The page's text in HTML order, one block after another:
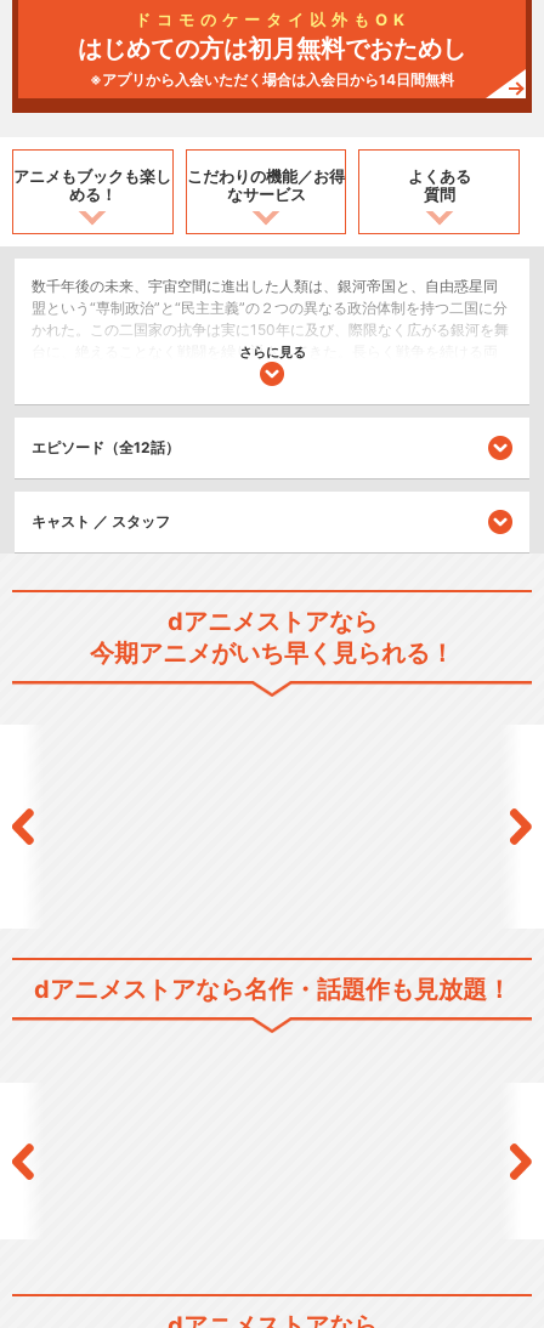
ドコモのケータイ以外もOK
はじめての方は初月無料でおためし
※アプリから入会いただく場合は入会日から14日間無料
アニメもブックも楽し
める！
こだわりの機能／お得
なサービス
よくある
質問
数千年後の未来、宇宙空間に進出した人類は、銀河帝国と、自由惑星同
盟という“専制政治”と“民主主義”の２つの異なる政治体制を持つ二国に分
かれた。この二国家の抗争は実に150年に及び、際限なく広がる銀河を舞
台に、絶えることなく戦闘を繰り返されてきた。長らく戦争を続ける両
国家。銀河帝国は門閥貴族社会による腐敗が、自由惑星同盟では民主主
紀末、ふたりの天才の登場によって歴史は動く。
SF/ファンタジー
歴史/戦記
戦争/ミリタリー
銀河英雄伝説 本伝・第1期
さらに見る
エピソード（全12話）
キャスト ／ スタッフ
dアニメストアなら
今期アニメがいち早く見られる！
dアニメストアなら名作・話題作も見放題！